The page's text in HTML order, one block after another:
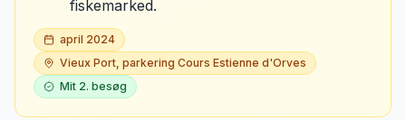
fiskemarked.
april 2024
Vieux Port, parkering Cours Estienne d'Orves
Mit 2. besøg